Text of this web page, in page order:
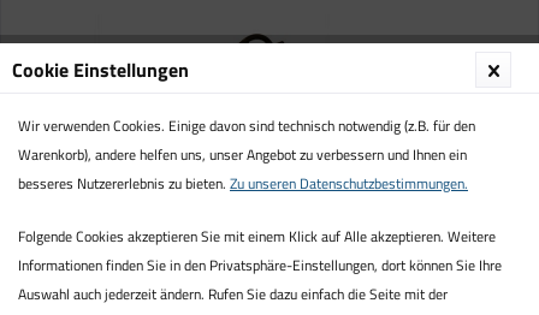
Cookie Einstellungen
Wir verwenden Cookies. Einige davon sind technisch notwendig (z.B. für den
Warenkorb), andere helfen uns, unser Angebot zu verbessern und Ihnen ein
besseres Nutzererlebnis zu bieten. Zu unseren Datenschutzbestimmungen.
Folgende Cookies akzeptieren Sie mit einem Klick auf Alle akzeptieren. Weitere
Informationen finden Sie in den Privatsphäre-Einstellungen, dort können Sie Ihre
Auswahl auch jederzeit ändern. Rufen Sie dazu einfach die Seite mit der